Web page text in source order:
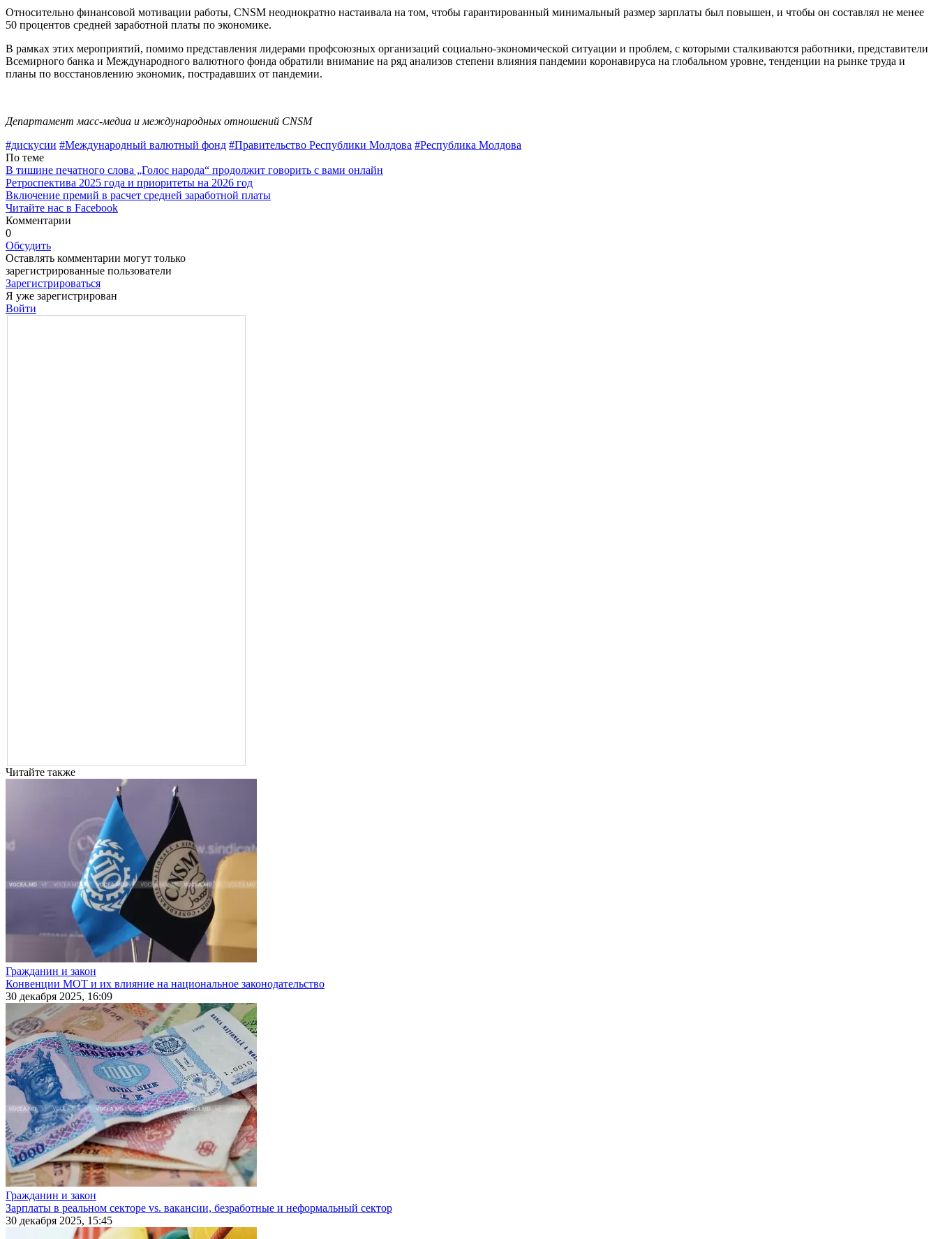
Относительно финансовой мотивации работы, CNSM неод­нократно настаивала на том, чтобы гарантированный минималь­ный размер зарплаты был повышен, и чтобы он составлял не менее
50 процентов средней заработной платы по экономике.
В рамках этих мероприятий, помимо представления лидерами профсоюзных организаций социально-экономической ситуации и проблем, с которыми сталкиваются работники, представители
Всемирного банка и Международного валютного фонда обратили внимание на ряд анализов степени влияния пандемии коронави­руса на глобальном уровне, тенденции на рынке труда и
планы по восстановлению экономик, пострадавших от пандемии.
Департамент масс-медиа и международных отношений CNSM
#дискусии #Международный ва­лютный фонд #Правительство Республики Молдова #Республика Молдова
По теме
В тишине печатного слова „Голос народа“ продолжит говорить с вами онлайн
Ретроспектива 2025 года и приоритеты на 2026 год
Включение премий в расчет средней заработной платы
Читайте нас в Facebook
Комментарии
0
Обсудить
Оставлять комментарии могут только
зарегистрированные пользователи
Зарегистрироваться
Я уже зарегистрирован
Войти
Читайте также
Гражданин и закон
Конвенции МОТ и их влияние на национальное законодательство
30 декабря 2025, 16:09
Гражданин и закон
Зарплаты в реальном секторе vs. вакансии, безработные и неформальный сектор
30 декабря 2025, 15:45